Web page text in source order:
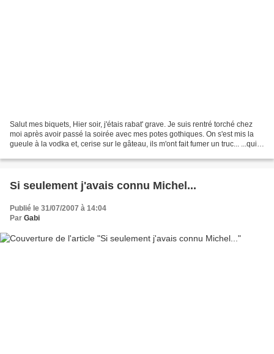
Salut mes biquets, Hier soir, j'étais rabat' grave. Je suis rentré torché chez
moi après avoir passé la soirée avec mes potes gothiques. On s'est mis la
gueule à la vodka et, cerise sur le gâteau, ils m'ont fait fumer un truc... ...qui
Si seulement j'avais connu Michel...
Publié le 31/07/2007 à 14:04
Par Gabi